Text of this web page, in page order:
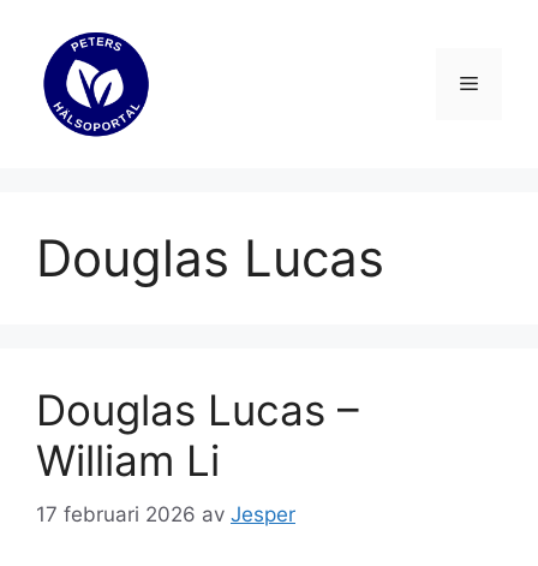
innehåll
Meny
Douglas Lucas
Douglas Lucas –
William Li
17 februari 2026 av Jesper